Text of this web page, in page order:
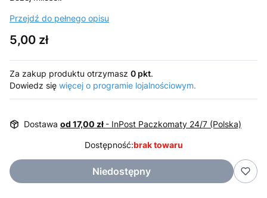
Przejdź do pełnego opisu
Cena
5,00 zł
Za zakup produktu otrzymasz 0 pkt.
Dowiedz się więcej o programie lojalnościowym.
Dostawa od 17,00 zł - InPost Paczkomaty 24/7 (Polska)
Dostępność:brak towaru
Niedostępny